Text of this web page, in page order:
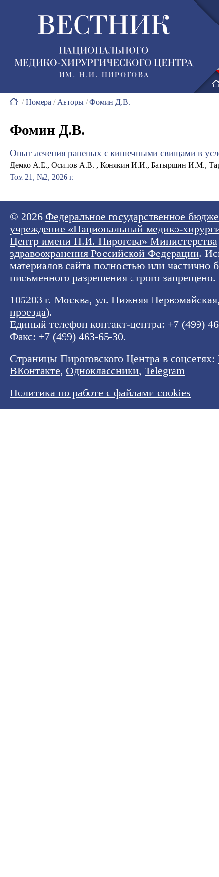
/Номера / Авторы /Фомин Д.В.
Фомин Д.В.
Опыт лечения раненых с кишечными свищами в
Демко А.Е., Осипов А.В. , Конякин И.И., Батыршин И.М.,
Том 21, №2, 2026 г.
© 2026 Федеральное государственное
учреждение «Национальный медико-
Центр имени Н.И. Пирогова» Министерства
здравоохранения Российской Федерации.
материалов сайта полностью или частично
письменного разрешения строго запрещено.
105203 г. Москва, ул. Нижняя
проезда).
Единый телефон контакт-центра: +7 (499)
Факс: +7 (499) 463-65-30.
Страницы Пироговского Центра в соцсетях:
ВКонтакте, Одноклассники, Telegram
Политика по работе с файлами cookies